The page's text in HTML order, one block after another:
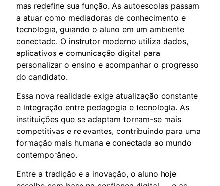
mas redefine sua função. As autoescolas passam
a atuar como mediadoras de conhecimento e
tecnologia, guiando o aluno em um ambiente
conectado. O instrutor moderno utiliza dados,
aplicativos e comunicação digital para
personalizar o ensino e acompanhar o progresso
do candidato.
Essa nova realidade exige atualização constante
e integração entre pedagogia e tecnologia. As
instituições que se adaptam tornam-se mais
competitivas e relevantes, contribuindo para uma
formação mais humana e conectada ao mundo
contemporâneo.
Entre a tradição e a inovação, o aluno hoje